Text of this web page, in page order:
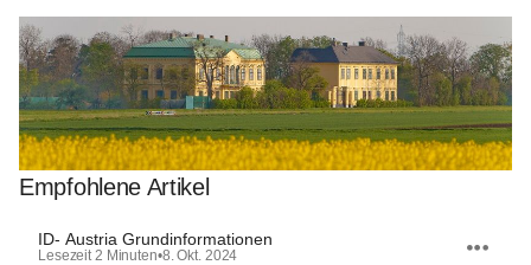
Empfohlene Artikel
ID- Austria Grundinformationen
Lesezeit 2 Minuten•8. Okt. 2024